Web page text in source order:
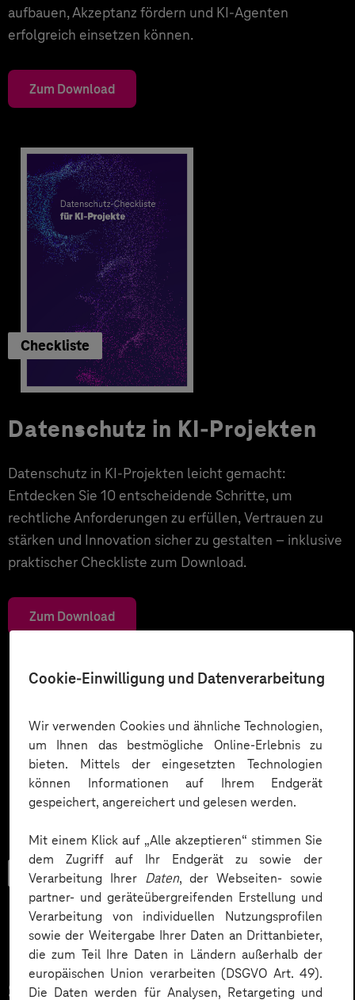
Cookie-Einwilligung und Datenverarbeitung
Wir verwenden Cookies und ähnliche Technologien,
um Ihnen das bestmögliche Online-Erlebnis zu
bieten. Mittels der eingesetzten Technologien
können Informationen auf Ihrem Endgerät
gespeichert, angereichert und gelesen werden.
Mit einem Klick auf „Alle akzeptieren“ stimmen Sie
dem Zugriff auf Ihr Endgerät zu sowie der
Verarbeitung Ihrer Daten, der Webseiten- sowie
partner- und geräteübergreifenden Erstellung und
Verarbeitung von individuellen Nutzungsprofilen
sowie der Weitergabe Ihrer Daten an Drittanbieter,
die zum Teil Ihre Daten in Ländern außerhalb der
europäischen Union verarbeiten (DSGVO Art. 49).
Die Daten werden für Analysen, Retargeting und
aufbauen, Akzeptanz fördern und KI-Agenten
erfolgreich einsetzen können.
Zum Download
Checkliste
Datenschutz in KI-Projekten
Datenschutz in KI-Projekten leicht gemacht:
Entdecken Sie 10 entscheidende Schritte, um
rechtliche Anforderungen zu erfüllen, Vertrauen zu
stärken und Innovation sicher zu gestalten – inklusive
praktischer Checkliste zum Download.
Zum Download
Trendbook
Innovationen und KI im
Service.